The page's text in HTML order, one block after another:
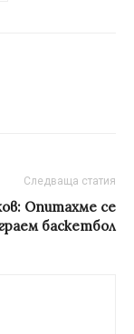
Следваща статия
Опитахме се
баскетбол